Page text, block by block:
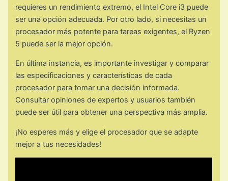
requieres un rendimiento extremo, el Intel Core i3 puede
ser una opción adecuada. Por otro lado, si necesitas un
procesador más potente para tareas exigentes, el Ryzen
5 puede ser la mejor opción.
En última instancia, es importante investigar y comparar
las especificaciones y características de cada
procesador para tomar una decisión informada.
Consultar opiniones de expertos y usuarios también
puede ser útil para obtener una perspectiva más amplia.
¡No esperes más y elige el procesador que se adapte
mejor a tus necesidades!